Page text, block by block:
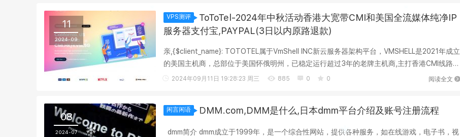
11
2024-09
VPS测评
ToToTel-2024年中秋活动香港大宽带CMI和美国全流媒体纯净IP
服务器支付宝,PAYPAL(3日以内原路退款)
亲,{$client_name}: TOTOTEL属于VmShell INC新云服务器架构平台，VMSHELL是2021年成立
的美国主机商，总部位于美国怀俄明州，已稳定运行超过3年的老牌主机商,主打香港CMI线路三
网大陆直连优化网络虚拟...
阅读全文
2024年09月11日 19:28:23 周三 885 0 0
08
2024-07
闲言闲语 DMM.com,DMM是什么,日本dmm平台介绍及账号注册流程
dmm简介 dmm成立于1999年，是一个综合性网站，提供各种服务，如在线游戏，电子书，视